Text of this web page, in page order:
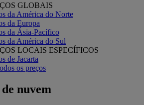
GLOBAIS
da América do Norte
da Europa
da Ásia-Pacífico
da América do Sul
LOCAIS ESPECÍFICOS
de Jacarta
os preços
nuvem